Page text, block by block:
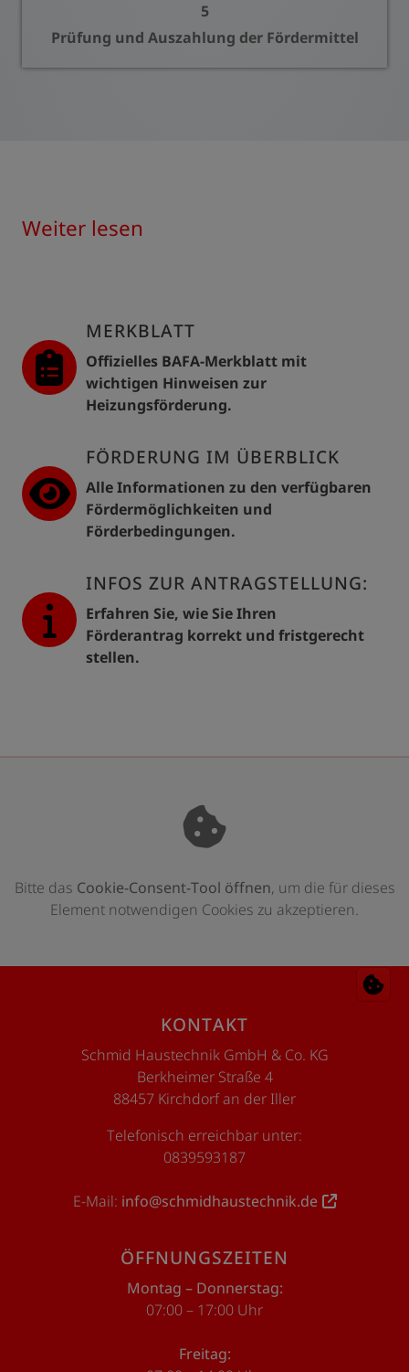
5
Prüfung und Auszahlung der Fördermittel
Weiter lesen
MERKBLATT
Offizielles BAFA-Merkblatt mit
wichtigen Hinweisen zur
Heizungsförderung.
FÖRDERUNG IM ÜBERBLICK
Alle Informationen zu den verfügbaren
Fördermöglichkeiten und
Förderbedingungen.
INFOS ZUR ANTRAGSTELLUNG:
Erfahren Sie, wie Sie Ihren
Förderantrag korrekt und fristgerecht
stellen.
Bitte das Cookie-Consent-Tool öffnen, um die für dieses
Element notwendigen Cookies zu akzeptieren.
Footer - Kontaktdaten und
KONTAKT
Schmid Haustechnik GmbH & Co. KG
Berkheimer Straße 4
88457 Kirchdorf an der Iller
Telefonisch erreichbar unter:
0839593187
E-Mail: info@schmidhaustechnik.de
ÖFFNUNGSZEITEN
Montag – Donnerstag:
07:00 – 17:00 Uhr
Freitag: